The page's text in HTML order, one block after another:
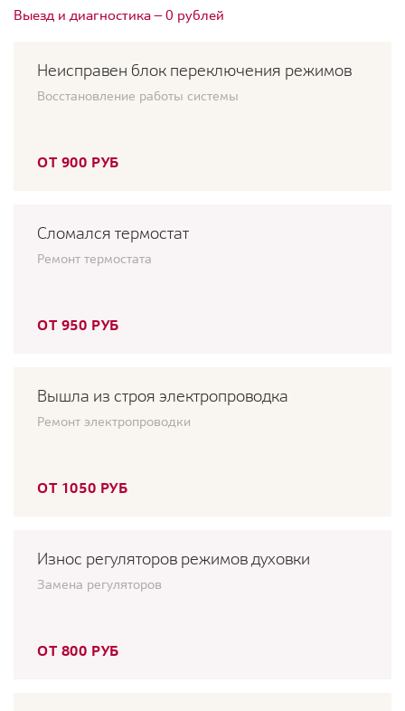
Выезд и диагностика — 0 рублей
Неисправен блок переключения режимов
Восстановление работы системы
ОТ 900 РУБ
Сломался термостат
Ремонт термостата
ОТ 950 РУБ
Вышла из строя электропроводка
Ремонт электропроводки
ОТ 1050 РУБ
Износ регуляторов режимов духовки
Замена регуляторов
ОТ 800 РУБ